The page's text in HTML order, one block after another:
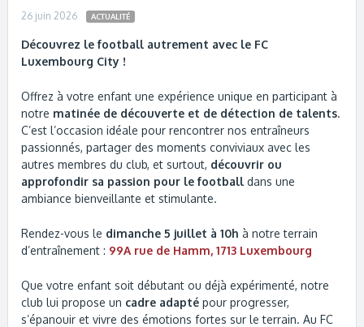
26 juin 2026 ACTUALITÉ
Découvrez le football autrement avec le FC
Luxembourg City !
Offrez à votre enfant une expérience unique en participant à
notre matinée de découverte et de détection de talents.
C’est l’occasion idéale pour rencontrer nos entraîneurs
passionnés, partager des moments conviviaux avec les
autres membres du club, et surtout, découvrir ou
approfondir sa passion pour le football dans une
ambiance bienveillante et stimulante.
Rendez-vous le dimanche 5 juillet à 10h à notre terrain
d’entraînement : 99A rue de Hamm, 1713 Luxembourg
Que votre enfant soit débutant ou déjà expérimenté, notre
club lui propose un cadre adapté pour progresser,
s’épanouir et vivre des émotions fortes sur le terrain. Au FC